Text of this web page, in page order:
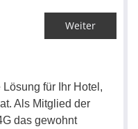
Weiter
für Ihr Hotel,
Als Mitglied der
das gewohnt